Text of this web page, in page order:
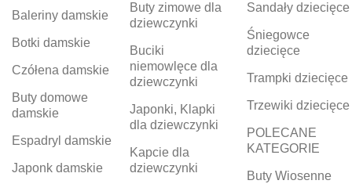
Baleriny damskie
Botki damskie
Czółena damskie
Buty domowe
damskie
Espadryl damskie
Japonk damskie
Buty zimowe dla
dziewczynki
Buciki
niemowlęce dla
dziewczynki
Japonki, Klapki
dla dziewczynki
Kapcie dla
dziewczynki
Sandały dziecięce
Śniegowce
dziecięce
Trampki dziecięce
Trzewiki dziecięce
POLECANE
KATEGORIE
Buty Wiosenne